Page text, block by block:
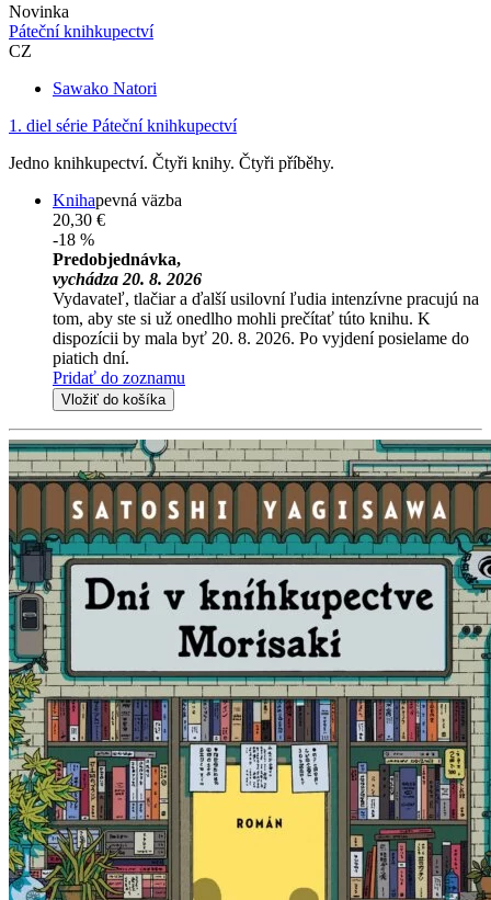
Novinka
Páteční knihkupectví
CZ
Sawako Natori
1. diel série Páteční knihkupectví
Jedno knihkupectví. Čtyři knihy. Čtyři příběhy.
Knihapevná väzba
20,30 €
-18 %
Predobjednávka,
vychádza 20. 8. 2026
Vydavateľ, tlačiar a ďalší usilovní ľudia intenzívne pracujú na
tom, aby ste si už onedlho mohli prečítať túto knihu. K
dispozícii by mala byť 20. 8. 2026. Po vyjdení posielame do
piatich dní.
Pridať do zoznamu
Vložiť do košíka